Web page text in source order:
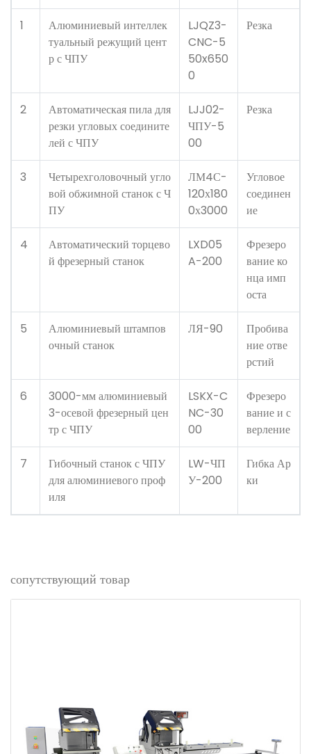
1
Алюминиевый интеллек
туальный режущий цент
р с ЧПУ
LJQZ3-
CNC-5
50x650
0
Резка
2
Автоматическая пила для
резки угловых соедините
лей с ЧПУ
LJJ02-
ЧПУ-5
00
Резка
3
Четырехголовочный угло
вой обжимной станок с Ч
ПУ
ЛМ4С-
120х180
0х3000
Угловое
соединен
ие
4
Автоматический торцево
й фрезерный станок
LXD05
A-200
Фрезеро
вание ко
нца имп
оста
5
Алюминиевый штампов
очный станок
ЛЯ-90
Пробива
ние отве
рстий
6
3000-мм алюминиевый
3-осевой фрезерный цен
тр с ЧПУ
LSKX-C
NC-30
00
Фрезеро
вание и с
верление
7
Гибочный станок с ЧПУ
для алюминиевого проф
иля
LW-ЧП
У-200
Гибка Ар
ки
сопутствующий товар